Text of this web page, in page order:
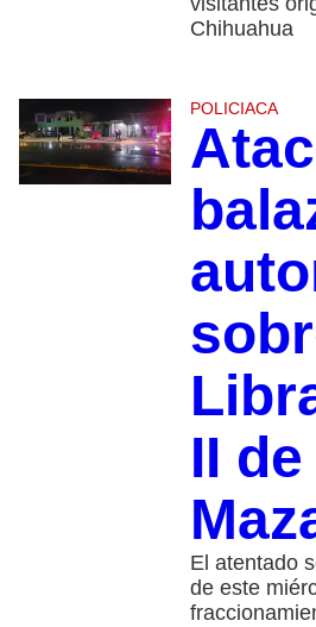
Chihuahua
POLICIACA
II de
El atentado
de este